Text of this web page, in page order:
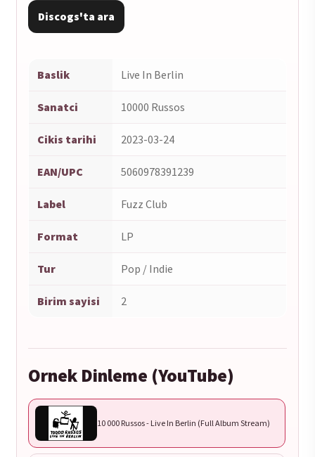
Discogs'ta ara
Baslik Live In Berlin
Sanatci 10000 Russos
Cikis tarihi 2023-03-24
EAN/UPC 5060978391239
Label Fuzz Club
Format LP
Tur Pop / Indie
Birim sayisi 2
Ornek Dinleme (YouTube)
10 000 Russos - Live In Berlin (Full Album Stream)